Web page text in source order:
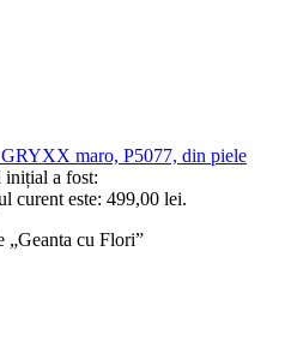
maro, P5077, din piele
inițial a fost:
curent este: 499,00 lei.
„Geanta cu Flori”